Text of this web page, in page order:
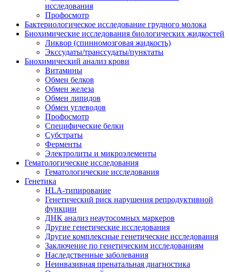
исследования
Профосмотр
Бактериологическое исследование грудного молока
Биохимические исследования биологических жидкостей
Ликвор (спинномозговая жидкость)
Экссудаты/транссудаты/пунктаты
Биохимический анализ крови
Витамины
Обмен белков
Обмен железа
Обмен липидов
Обмен углеводов
Профосмотр
Специфические белки
Субстраты
Ферменты
Электролиты и микроэлементы
Гематологические исследования
Гематологические исследования
Генетика
HLA-типирование
Генетический риск нарушения репродуктивной
функции
ДНК анализ неаутосомных маркеров
Другие генетические исследования
Другие комплексные генетические исследования
Заключение по генетическим исследованиям
Наследственные заболевания
Неинвазивная пренатальная диагностика